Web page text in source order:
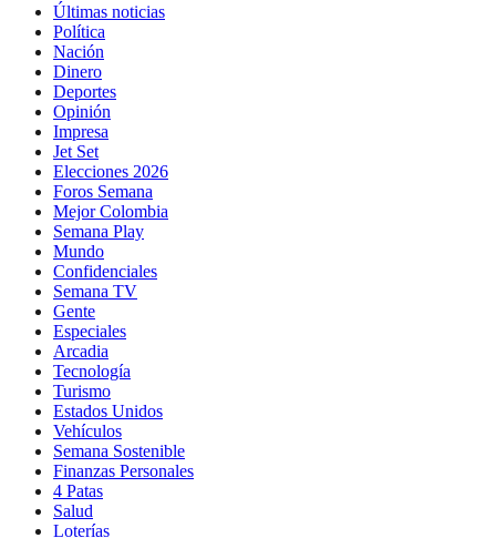
Últimas noticias
Política
Nación
Dinero
Deportes
Opinión
Impresa
Jet Set
Elecciones 2026
Foros Semana
Mejor Colombia
Semana Play
Mundo
Confidenciales
Semana TV
Gente
Especiales
Arcadia
Tecnología
Turismo
Estados Unidos
Vehículos
Semana Sostenible
Finanzas Personales
4 Patas
Salud
Loterías